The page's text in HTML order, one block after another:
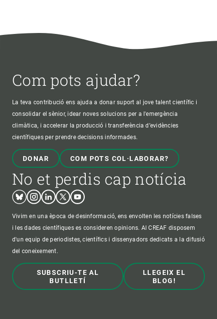
Com pots ajudar?
La teva contribució ens ajuda a donar suport al jove talent científic i
consolidar el sènior, idear noves solucions per a l'emergència
climàtica, i accelerar la producció i transferència d’evidències
científiques per prendre decisions informades.
DONAR COM POTS COL·LABORAR?
No et perdis cap notícia
BlueskyInstagram
LinkedinTwitterYoutube
Vivim en una època de desinformació, ens envolten les notícies falses
i les dades científiques es consideren opinions. Al CREAF disposem
d'un equip de periodistes, científics i dissenyadors dedicats a la difusió
del coneixement.
SUBSCRIU-TE AL
BUTLLETÍ
LLEGEIX EL
BLOG!